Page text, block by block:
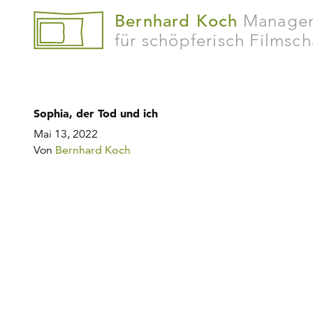
Bernhard Koch
für schöpferisch
Sophia, der Tod und ich
Mai 13, 2022
Von Bernhard Koch